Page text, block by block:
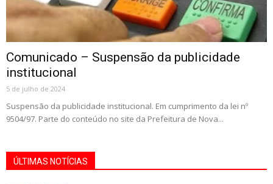
Comunicado – Suspensão da publicidade
institucional
5 de julho de 2024
Suspensão da publicidade institucional. Em cumprimento da lei nº
9504/97. Parte do conteúdo no site da Prefeitura de Nova...
ÚLTIMAS NOTÍCIAS